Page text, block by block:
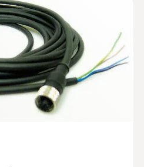
温度、圧力の4つの項
レイで3つの測定値を
気の直接モニタリング
テグレーション: デュ
パルスとアナログ出力
、限りなく小さい圧力
of
testo 6456
(
testo 6440 (1.49 MB